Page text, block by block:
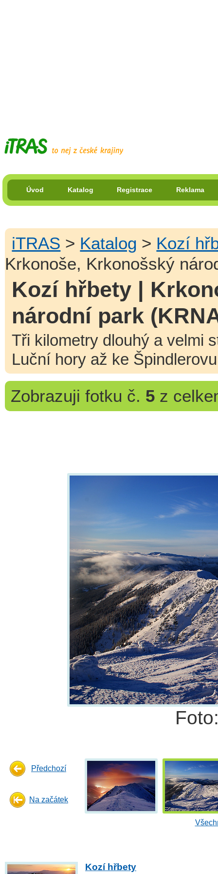
Úvod Katalog Registrace Reklama
iTRAS > Katalog > Kozí
Krkonoše, Krkonošský
Kozí hřbety |
národní park
Tři kilometry dlouhý a velmi
Luční hory až ke
Zobrazuji fotku č. 5z
Předchozí
Na začátek
Kozí hřbety